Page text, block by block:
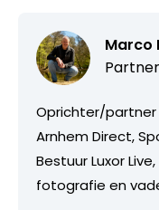
Marco
Oprichter/
Arnhem Direct,
Bestuur Luxor
fotografie en